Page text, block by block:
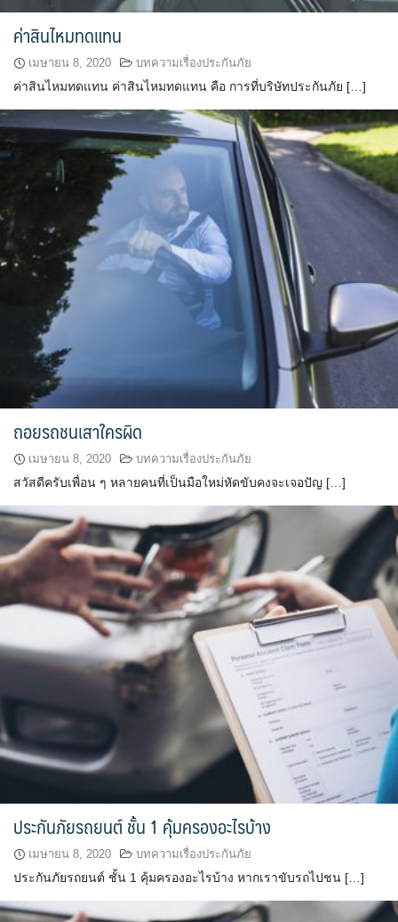
ค่าสินไหมทดแทน
เมษายน 8, 2020 บทความเรื่องประกันภัย
ค่าสินไหมทดแทน ค่าสินไหมทดแทน คือ การที่บริษัทประกันภัย […]
ถอยรถชนเสาใครผิด
เมษายน 8, 2020 บทความเรื่องประกันภัย
สวัสดีครับเพื่อน ๆ หลายคนที่เป็นมือใหม่หัดขับคงจะเจอปัญ […]
ประกันภัยรถยนต์ ชั้น 1 คุ้มครองอะไรบ้าง
เมษายน 8, 2020 บทความเรื่องประกันภัย
ประกันภัยรถยนต์ ชั้น 1 คุ้มครองอะไรบ้าง หากเราขับรถไปชน […]